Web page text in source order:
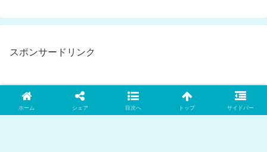
スポンサードリンク
ホーム シェア 目次へ トップ サイドバー